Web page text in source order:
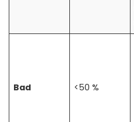
Bad <50 %